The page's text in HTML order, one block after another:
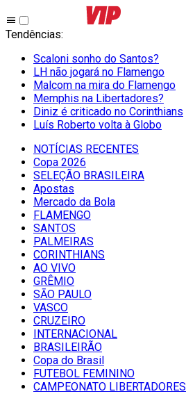
Tendências:
Scaloni sonho do Santos?
LH não jogará no Flamengo
Malcom na mira do Flamengo
Memphis na Libertadores?
Diniz é criticado no Corinthians
Luís Roberto volta à Globo
NOTÍCIAS RECENTES
Copa 2026
SELEÇÃO BRASILEIRA
Apostas
Mercado da Bola
FLAMENGO
SANTOS
PALMEIRAS
CORINTHIANS
AO VIVO
GRÊMIO
SĀO PAULO
VASCO
CRUZEIRO
INTERNACIONAL
BRASILEIRÃO
Copa do Brasil
FUTEBOL FEMININO
CAMPEONATO LIBERTADORES